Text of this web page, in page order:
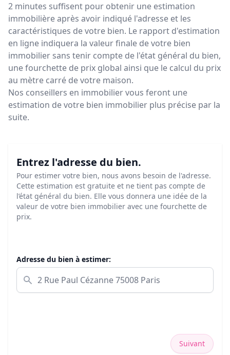
2 minutes suffisent pour obtenir une estimation
immobilière après avoir indiqué l'adresse et les
caractéristiques de votre bien. Le rapport d'estimation
en ligne indiquera la valeur finale de votre bien
immobilier sans tenir compte de l'état général du bien,
une fourchette de prix global ainsi que le calcul du prix
au mètre carré de votre maison.
Nos conseillers en immobilier vous feront une
estimation de votre bien immobilier plus précise par la
suite.
Entrez l'adresse du bien.
Pour estimer votre bien, nous avons besoin de l'adresse.
Cette estimation est gratuite et ne tient pas compte de
l’état général du bien. Elle vous donnera une idée de la
valeur de votre bien immobilier avec une fourchette de
prix.
Adresse du bien à estimer:
Suivant